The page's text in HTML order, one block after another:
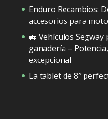
Enduro Recambios:
accesorios para
🚜 Vehículos
ganadería –
excepcional
La tablet de 8″